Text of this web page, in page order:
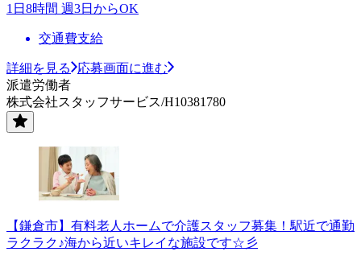
1日8時間 週3日からOK
交通費支給
詳細を見る
応募画面に進む
派遣労働者
株式会社スタッフサービス/H10381780
【鎌倉市】有料老人ホームで介護スタッフ募集！駅近で通勤
ラクラク♪海から近いキレイな施設です☆彡